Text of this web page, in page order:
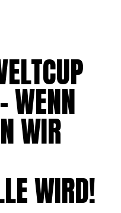
WENN
WIR
WIRD!